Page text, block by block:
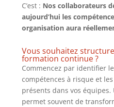
C’est : Nos collaborateurs
aujourd’hui les
organisation aura
Vous souhaitez
formation continue ?
Commencez par identifier
compétences à risque et
présents dans vos
permet souvent de